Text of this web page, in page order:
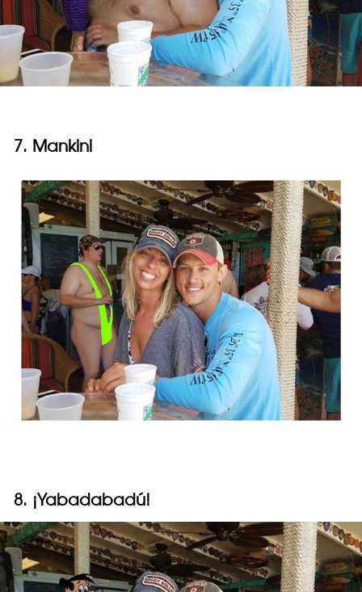
7. Mankini
8. ¡Yabadabadú!